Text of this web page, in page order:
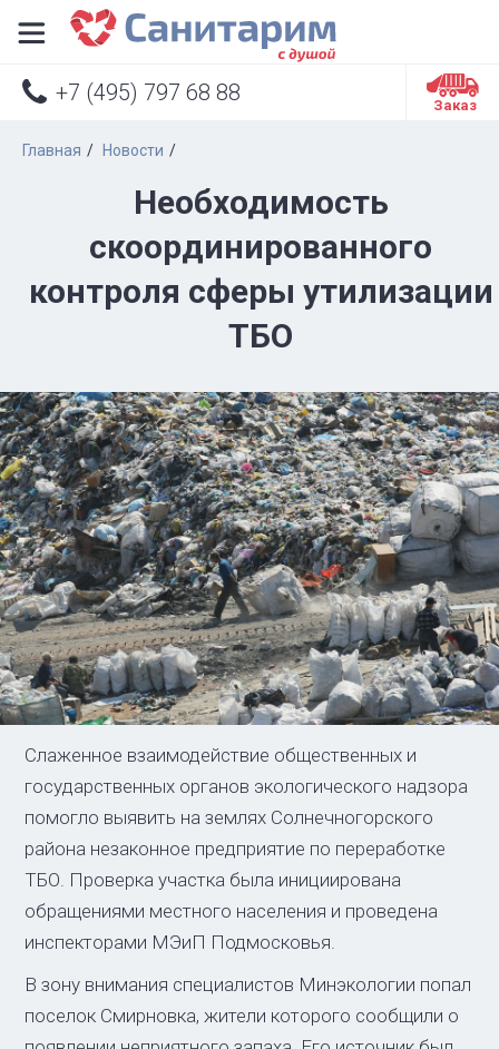
+7 (495) 797 68 88 
Заказ
Главная Новости
Необходимость
скоординированного
контроля сферы утилизации
ТБО
Слаженное взаимодействие общественных и
государственных органов экологического надзора
помогло выявить на землях Солнечногорского
района незаконное предприятие по переработке
ТБО. Проверка участка была инициирована
обращениями местного населения и проведена
инспекторами МЭиП Подмосковья.
В зону внимания специалистов Минэкологии попал
поселок Смирновка, жители которого сообщили о